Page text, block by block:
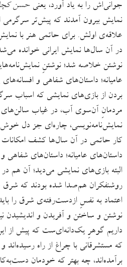
جوانی‌‌اش را به یاد آورد، یعنیحسن
نمایش بیرون آمدند که پیش‌تر سرگرمی
علاقه‌ی اولش. برای حاتمی هنر با
در آن سال‌ها نمایش ایرانی خوانده
نوشتن خلاصه شد؛ نوشتنِ
عامیانه؛ داستان‌های شفاهی و افسانه‌های
بردن از بازی‌های نمایشی که اسباب
مردمانِ آن‌سوی آب، در غیاب سالن‌های
نمایش‌نامه‌نویسی، چاره‌ای جز دل خوش
کار حاتمی در آن سال‌ها کشف
داستان‌های عامیانه؛ داستان‌های شفاهی
البته بازی‌های نمایشی می‌دید؛ آن هم
روشنفکران هم‌‌صدا شده بودند که
اعتماد به نفسِ ازدست‌رفته‌ی شرق را باید
نوشتن و ساختن و آفریدن و
داریم گوهرِ یک‌دانه‌ای‌ست که پیش از
که مستشرقانی با چراغ از راه
برآمده‌اند، چه بهتر که خودمان